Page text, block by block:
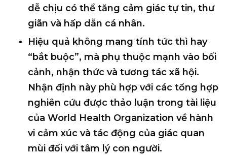
dễ chịu có thể tăng cảm giác tự tin, thư
giãn và hấp dẫn cá nhân.
Hiệu quả không mang tính tức thì hay
“bắt buộc”, mà phụ thuộc mạnh vào bối
cảnh, nhận thức và tương tác xã hội.
Nhận định này phù hợp với các tổng hợp
nghiên cứu được thảo luận trong tài liệu
của World Health Organization về hành
vi cảm xúc và tác động của giác quan
mùi đối với tâm lý con người.